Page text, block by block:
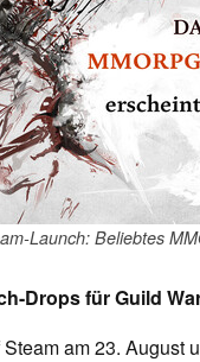
Launch: Beliebtes
Drops für Guild
am 23. August